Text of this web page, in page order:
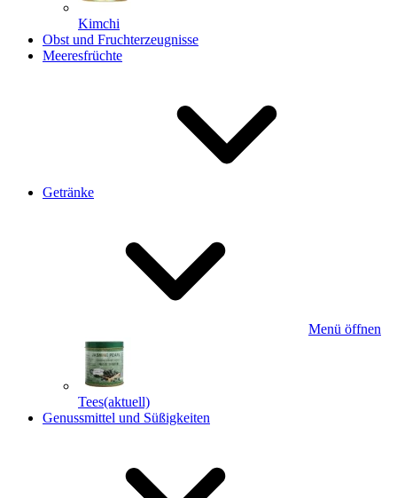
Kimchi
Obst und Fruchterzeugnisse
Meeresfrüchte
Getränke
Menü öffnen
Tees(aktuell)
Genussmittel und Süßigkeiten